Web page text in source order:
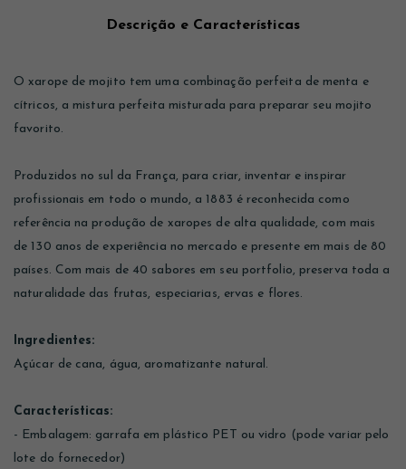
Descrição e Características
O xarope de mojito tem uma combinação perfeita de menta e
cítricos, a mistura perfeita misturada para preparar seu mojito
favorito.
Produzidos no sul da França, para criar, inventar e inspirar
profissionais em todo o mundo, a 1883 é reconhecida como
referência na produção de xaropes de alta qualidade, com mais
de 130 anos de experiência no mercado e presente em mais de 80
países. Com mais de 40 sabores em seu portfolio, preserva toda a
naturalidade das frutas, especiarias, ervas e flores.
Ingredientes:
Açúcar de cana, água, aromatizante natural.
Características:
- Embalagem: garrafa em plástico PET ou vidro (pode variar pelo
lote do fornecedor)